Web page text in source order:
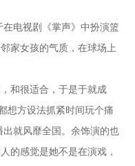
电视剧《掌声》中扮演篮
家女孩的气质，在球场上
和很适合，于是于就成
想方设法抓紧时间玩个痛
就风靡全国。余饰演的也
的感觉是她不是在演戏，